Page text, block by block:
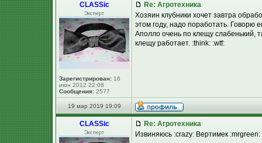
CLASSic
Эксперт
Зарегистрирован: 16
июн 2012 22:08
Сообщения: 2577
Re: Агротехника
Хозяин клубники хочет завтра
этом году, надо поработать. Говорю
Аполло очень по клещу слабенький,
клещу работает. :think: :wtf:
19 мар 2019 19:09
CLASSic
Эксперт
Re: Агротехника
Извиняюсь :crazy: Вертимек :mrgreen: